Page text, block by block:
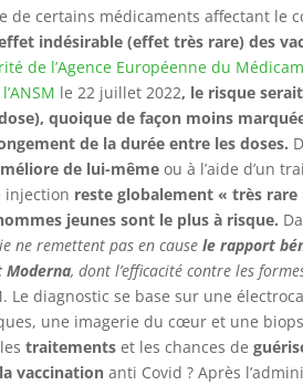
de certains médicaments affectant le
indésirable (effet très rare) des
de l’Agence Européenne du
le 22 juillet 2022, le risque
quoique de façon moins
de la durée entre les doses.
de lui-même ou à l’aide d’un
injection reste globalement « très rare
jeunes sont le plus à risque.
ne remettent pas en cause le rapport
Moderna, dont l’efficacité contre les
Le diagnostic se base sur une
une imagerie du cœur et une
traitements et les chances de
vaccination anti Covid ? Après